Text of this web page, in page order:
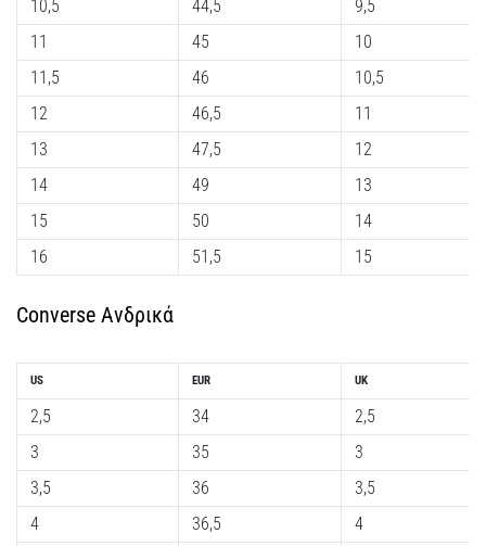
κορυφαία
μοντέλα
παπουτσιών
τρεξίματος
με
μεγαλύτερη
αντικραδασμική
προστασία;
Ανακαλύψτε
παπούτσια
με…
Εμφάνιση
άρθρων
10,5
11
11,5
12
13
14
15
16
44,5
45
46
46,5
47,5
49
50
51,5
9,5
10
10,5
11
12
13
14
15
Converse Ανδρικά
US
2,5
3
3,5
4
EUR
34
35
36
36,5
UK
2,5
3
3,5
4